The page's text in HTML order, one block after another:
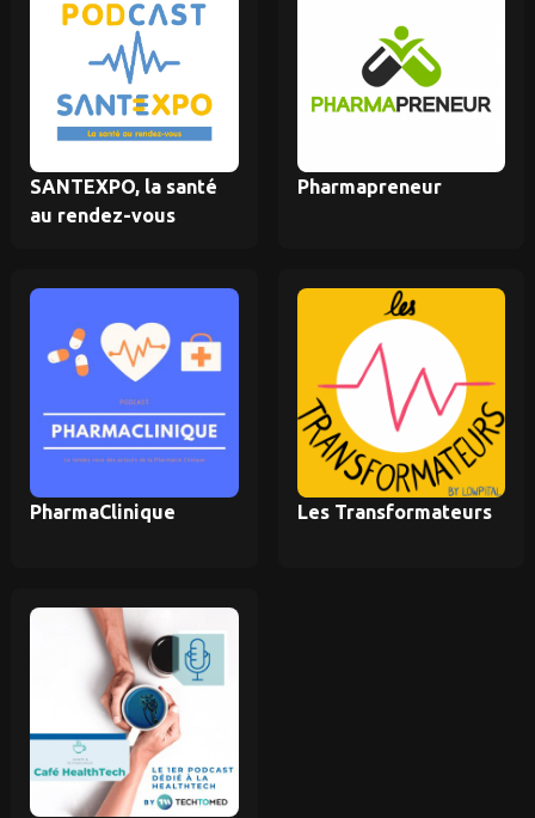
SANTEXPO, la santé
au rendez-vous
Pharmapreneur
PharmaClinique Les Transformateurs